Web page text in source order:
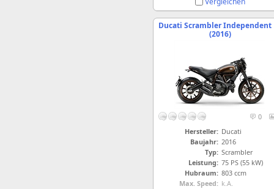
Ducati Scrambler Independent
(2016)
0
Hersteller: Ducati
Baujahr: 2016
Typ: Scrambler
Leistung: 75 PS (55 kW)
Hubraum: 803 ccm
Max. Speed: k.A.